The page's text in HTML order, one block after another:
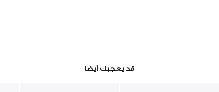
قد يعجبك أيضا